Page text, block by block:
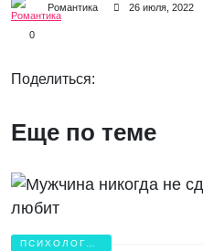
Романтика 26 июля, 2022
0
Поделиться:
Еще по теме
ПСИХОЛОГИЯ